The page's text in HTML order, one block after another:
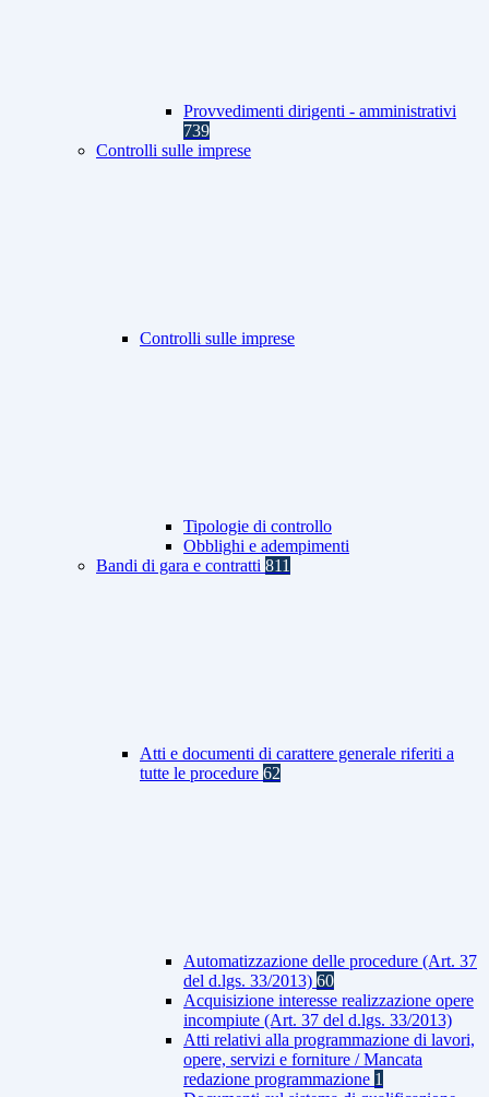
Provvedimenti dirigenti - amministrativi
739
Controlli sulle imprese
Controlli sulle imprese
Tipologie di controllo
Obblighi e adempimenti
Bandi di gara e contratti 811
Atti e documenti di carattere generale riferiti a
tutte le procedure 62
Automatizzazione delle procedure (Art. 37
del d.lgs. 33/2013) 60
Acquisizione interesse realizzazione opere
incompiute (Art. 37 del d.lgs. 33/2013)
Atti relativi alla programmazione di lavori,
opere, servizi e forniture / Mancata
redazione programmazione 1